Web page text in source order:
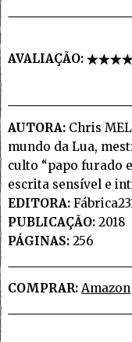
AVALIAÇÃO:
AUTORA: Chris
mundo da Lua,
culto “papo furado
escrita sensível e
EDITORA:
PUBLICAÇÃO: 2018
PÁGINAS: 256
COMPRAR: Amazon